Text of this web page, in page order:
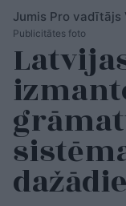
Jumis Pro vadītājs
Publicitātes foto